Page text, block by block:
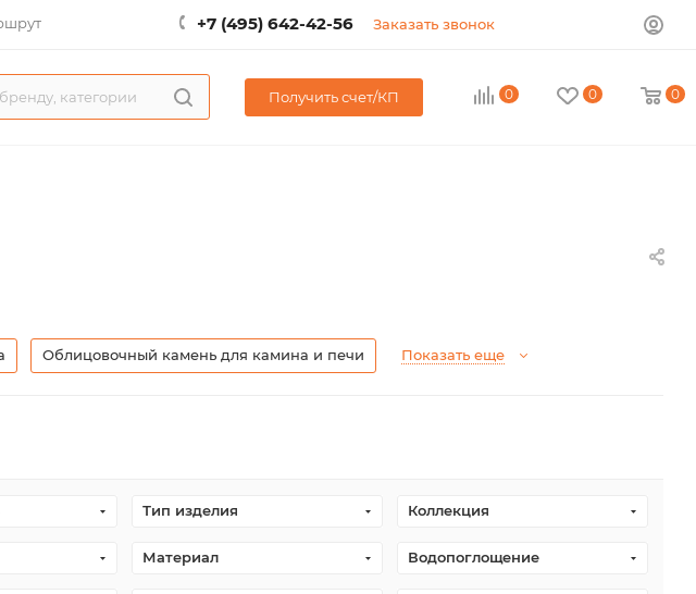
+7 (495) 642-42-56 Заказать звонок
Получить счет/КП 0 0 0
Облицовочный камень для камина и печи Показать еще
Тип изделия Коллекция
Материал Водопоглощение